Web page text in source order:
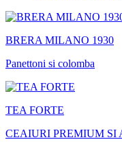
BRERA MILANO 1930
Panettoni si colomba
TEA FORTE
CEAIURI PREMIUM SI